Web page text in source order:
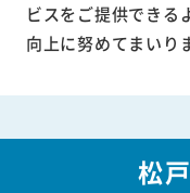
ビスをご提供できる
向上に努めてまいり
松